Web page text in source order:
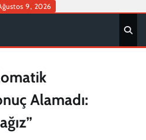
9, 2026
Alamadı: